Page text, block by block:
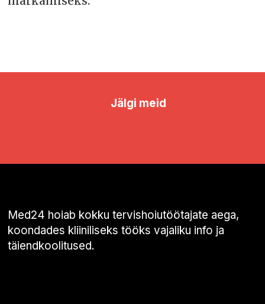
Jälgi meid
Med24 hoiab kokku tervishoiutöötajate aega,
koondades kliiniliseks tööks vajaliku info ja
täiendkoolitused.